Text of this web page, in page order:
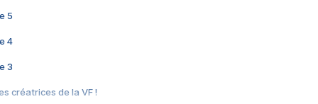
5
4
3
créatrices de la VF !